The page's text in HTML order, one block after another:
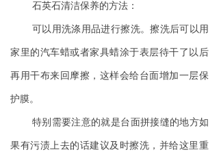
石英石清洁保养的方法：
可以用洗涤用品进行擦洗。擦洗后可以用
家里的汽车蜡或者家具蜡涂于表层待干了以后
再用干布来回摩擦，这样会给台面增加一层保
护膜。
特别需要注意的就是台面拼接缝的地方如
果有污渍上去的话建议及时擦洗，并给这里重